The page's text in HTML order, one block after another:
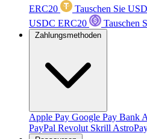
ERC20
Tauschen Sie
USDC ERC20
Tauschen
Zahlungsmethoden
Apple Pay Google Pay Bank
PayPal Revolut Skrill